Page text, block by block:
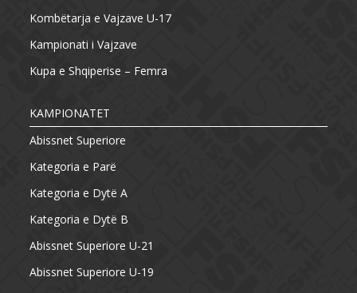
Kombëtarja e Vajzave U-17
Kampionati i Vajzave
Kupa e Shqiperise – Femra
KAMPIONATET
Abissnet Superiore
Kategoria e Parë
Kategoria e Dytë A
Kategoria e Dytë B
Abissnet Superiore U-21
Abissnet Superiore U-19